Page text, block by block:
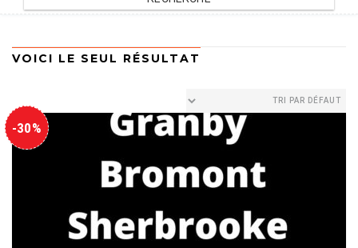
VOICI LE SEUL RÉSULTAT
-30%